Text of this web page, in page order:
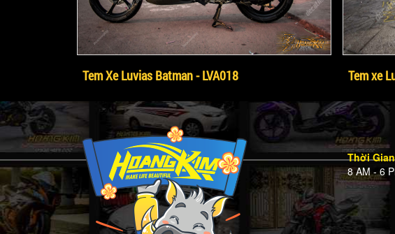
Tem Xe Luvias Batman - LVA018 Tem xe
Thời
8 AM - 6